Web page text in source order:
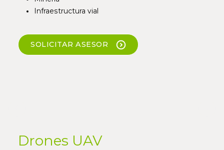
Infraestructura vial
SOLICITAR ASESOR
Drones UAV